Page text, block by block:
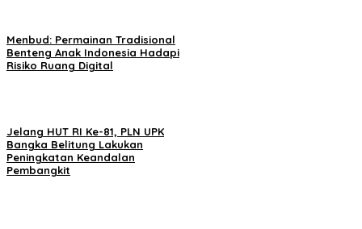
Menbud: Permainan Tradisional
Benteng Anak Indonesia Hadapi
Risiko Ruang Digital
Jelang HUT RI Ke-81, PLN UPK
Bangka Belitung Lakukan
Peningkatan Keandalan
Pembangkit